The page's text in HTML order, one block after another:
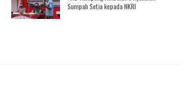
Sumpah Setia kepada NKRI